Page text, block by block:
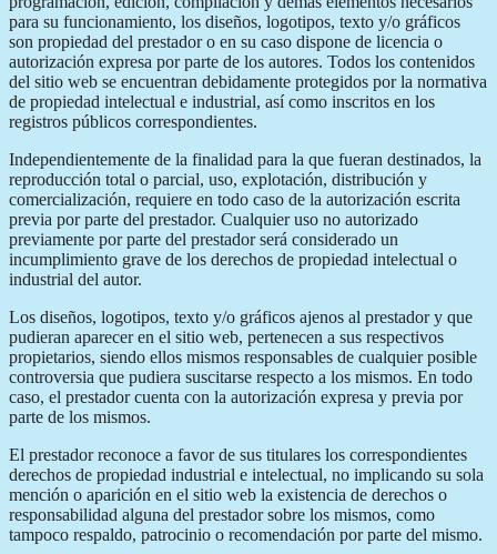
para su funcionamiento, los diseños, logotipos, texto y/o gráficos
son propiedad del prestador o en su caso dispone de licencia o
autorización expresa por parte de los autores. Todos los contenidos
del sitio web se encuentran debidamente protegidos por la normativa
de propiedad intelectual e industrial, así como inscritos en los
registros públicos correspondientes.
Independientemente de la finalidad para la que fueran destinados, la
reproducción total o parcial, uso, explotación, distribución y
comercialización, requiere en todo caso de la autorización escrita
previa por parte del prestador. Cualquier uso no autorizado
previamente por parte del prestador será considerado un
incumplimiento grave de los derechos de propiedad intelectual o
industrial del autor.
Los diseños, logotipos, texto y/o gráficos ajenos al prestador y que
pudieran aparecer en el sitio web, pertenecen a sus respectivos
propietarios, siendo ellos mismos responsables de cualquier posible
controversia que pudiera suscitarse respecto a los mismos. En todo
caso, el prestador cuenta con la autorización expresa y previa por
parte de los mismos.
El prestador reconoce a favor de sus titulares los correspondientes
derechos de propiedad industrial e intelectual, no implicando su sola
mención o aparición en el sitio web la existencia de derechos o
responsabilidad alguna del prestador sobre los mismos, como
tampoco respaldo, patrocinio o recomendación por parte del mismo.